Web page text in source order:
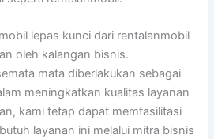
lepas kunci dari rentalanmobil
oleh kalangan bisnis.
mata diberlakukan sebagai
meningkatkan kualitas layanan
kami tetap dapat memfasilitasi
layanan ini melalui mitra bisnis